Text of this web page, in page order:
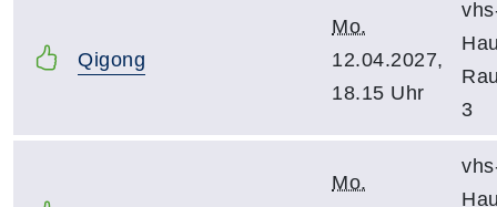
Qigong
Mo.
12.04.2027,
18.15 Uhr
3
Mo.